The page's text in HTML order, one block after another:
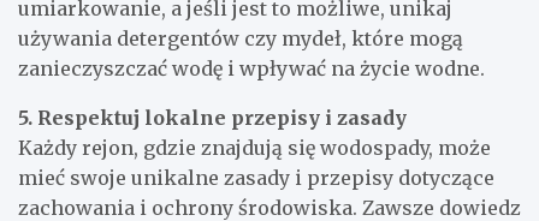
umiarkowanie, a jeśli jest to możliwe, unikaj
używania detergentów czy mydeł, które mogą
zanieczyszczać wodę i wpływać na życie wodne.
5. Respektuj lokalne przepisy i zasady
Każdy rejon, gdzie znajdują się wodospady, może
mieć swoje unikalne zasady i przepisy dotyczące
zachowania i ochrony środowiska. Zawsze dowiedz